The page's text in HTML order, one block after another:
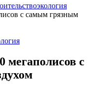
экология
мегаполисов с